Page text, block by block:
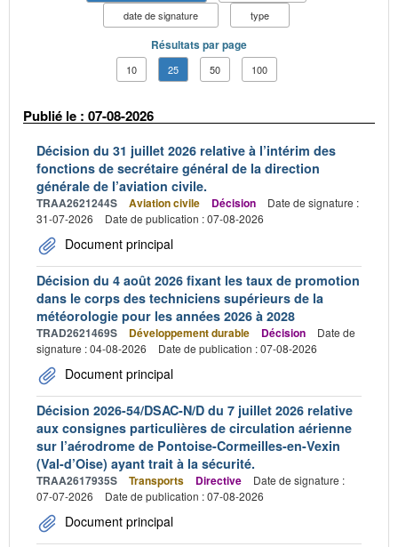
date de signature
type
Résultats par page
10 25 50 100
Publié le : 07-08-2026
Décision du 31 juillet 2026 relative à l’intérim des
fonctions de secrétaire général de la direction
générale de l’aviation civile.
TRAA2621244S Aviation civile Décision
Date de signature :
31-07-2026
Date de publication : 07-08-2026
Document principal
Décision du 4 août 2026 fixant les taux de promotion
dans le corps des techniciens supérieurs de la
météorologie pour les années 2026 à 2028
TRAD2621469S Développement durable Décision
Date de
signature : 04-08-2026
Date de publication : 07-08-2026
Document principal
Décision 2026-54/DSAC-N/D du 7 juillet 2026 relative
aux consignes particulières de circulation aérienne
sur l’aérodrome de Pontoise-Cormeilles-en-Vexin
(Val-d’Oise) ayant trait à la sécurité.
TRAA2617935S Transports Directive
Date de signature :
07-07-2026
Date de publication : 07-08-2026
Document principal